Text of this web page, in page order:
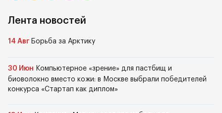
Лента новостей
14 Авг Борьба за Арктику
30 Июн Компьютерное «зрение» для пастбищ и
биоволокно вместо кожи: в Москве выбрали победителей
конкурса «Стартап как диплом»